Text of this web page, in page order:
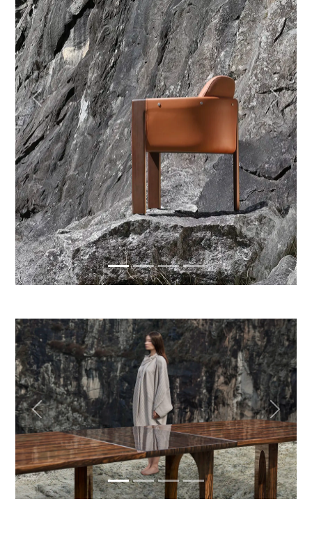
Previous Next
Previous Next